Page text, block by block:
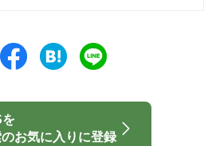
お気に入りに登録